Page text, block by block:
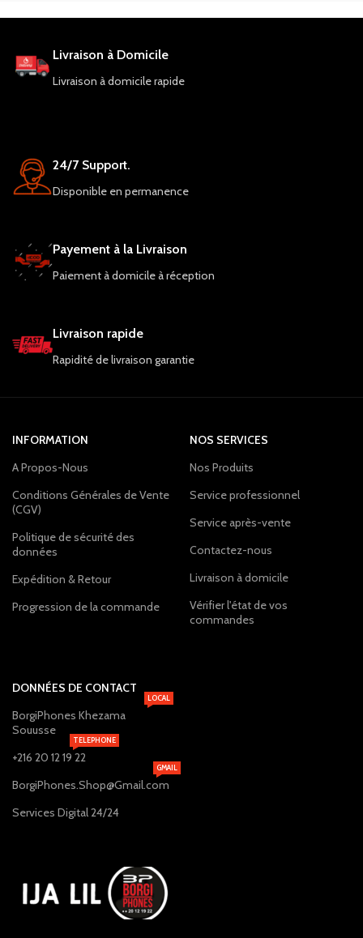
Livraison à Domicile
Livraison à domicile rapide
24/7 Support.
Disponible en permanence
Payement à la Livraison
Paiement à domicile à réception
Livraison rapide
Rapidité de livraison garantie
INFORMATION
A Propos-Nous
Conditions Générales de Vente
(CGV)
Politique de sécurité des
données
Expédition & Retour
Progression de la commande
NOS SERVICES
Nos Produits
Service professionnel
Service après-vente
Contactez-nous
Livraison à domicile
Vérifier l'état de vos
commandes
DONNÉES DE CONTACT
BorgiPhones Khezama
Souusse
LOCAL
+216 20 12 19 22
TELEPHONE
BorgiPhones.Shop@Gmail.com
GMAIL
Services Digital 24/24